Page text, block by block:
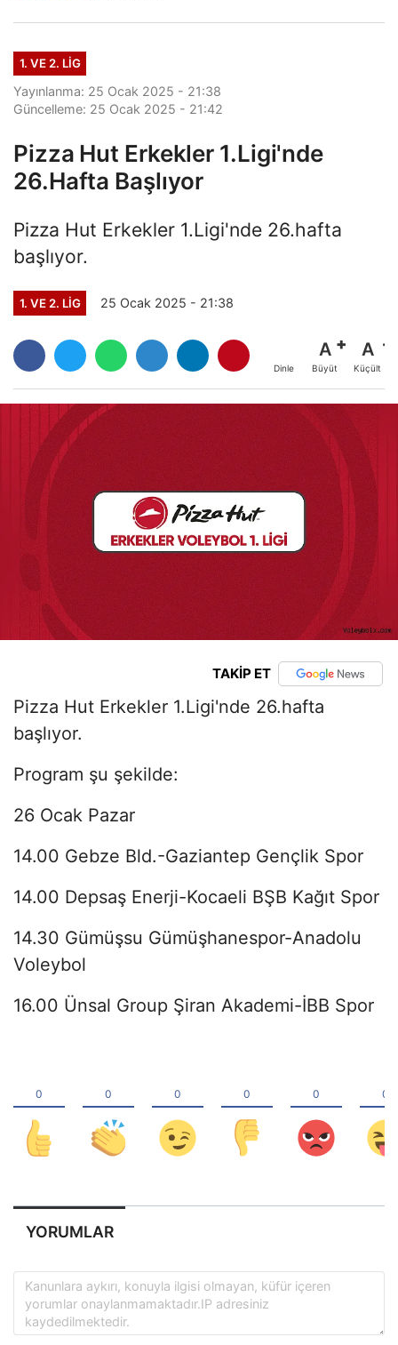
1. VE 2. LIG
Yayınlanma: 25 Ocak 2025 - 21:38
Güncelleme: 25 Ocak 2025 - 21:42
Pizza Hut Erkekler 1.Ligi'nde
26.Hafta Başlıyor
Pizza Hut Erkekler 1.Ligi'nde 26.hafta
başlıyor.
1. VE 2. LIG 25 Ocak 2025 - 21:38
Dinle
A
Büyüt
A
Küçült
TAKİP ET
Pizza Hut Erkekler 1.Ligi'nde 26.hafta
başlıyor.
Program şu şekilde:
26 Ocak Pazar
14.00 Gebze Bld.-Gaziantep Gençlik Spor
14.00 Depsaş Enerji-Kocaeli BŞB Kağıt Spor
14.30 Gümüşsu Gümüşhanespor-Anadolu
Voleybol
16.00 Ünsal Group Şiran Akademi-İBB Spor
YORUMLAR